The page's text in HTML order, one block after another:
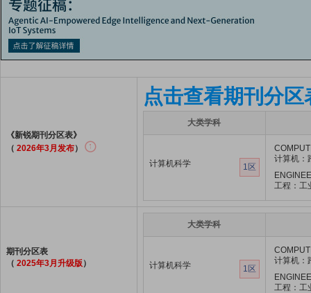
《新锐期刊分区表》
（ 2026年3月发布）
点击查看期刊分区
大类学科
计算机科学 1区
计算机：
工程：工
期刊分区表
（ 2025年3月升级版）
大类学科
计算机科学 1区
计算机：
工程：工